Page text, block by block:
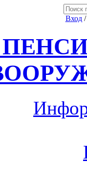
Вход